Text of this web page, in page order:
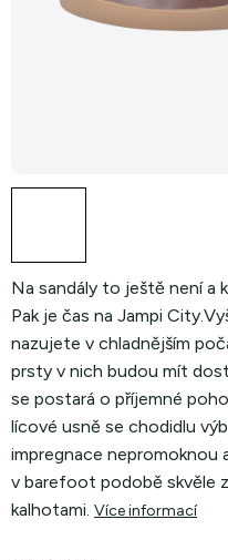
Na sandály to ještě není a
Pak je čas na Jampi City.
nazujete v chladnějším
prsty v nich budou mít
se postará o příjemné
lícové usně se chodidlu
impregnace nepromoknou
v barefoot podobě skvěle
kalhotami. Více informací